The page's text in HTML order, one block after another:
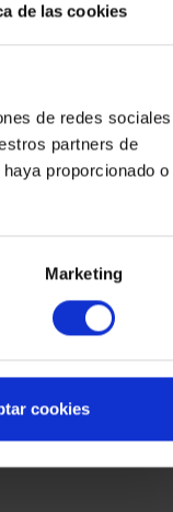
de las cookies
de redes sociales
partners de
proporcionado o
Marketing
cookies
mm